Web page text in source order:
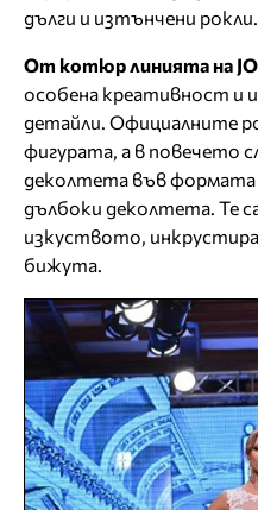
дълги и изтънчени рокли.
От котюр линията на
особена креативност и
детайли. Официалните
фигурата, а в повечето
деколтета във формата
дълбоки деколтета. Те
изкуството,
бижута.